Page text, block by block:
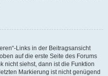
Links in der Beitragsansicht
auf die erste Seite des Forums
nicht siehst, dann ist die Funktion
Markierung ist nicht genügend